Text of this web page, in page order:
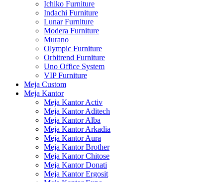
Ichiko Furniture
Indachi Furniture
Lunar Furniture
Modera Furniture
Murano
Olympic Furniture
Orbitrend Furniture
Uno Office System
VIP Furniture
Meja Custom
Meja Kantor
Meja Kantor Activ
Meja Kantor Aditech
Meja Kantor Alba
Meja Kantor Arkadia
Meja Kantor Aura
Meja Kantor Brother
Meja Kantor Chitose
Meja Kantor Donati
Meja Kantor Ergosit